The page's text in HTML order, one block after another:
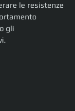
le resistenze
gli